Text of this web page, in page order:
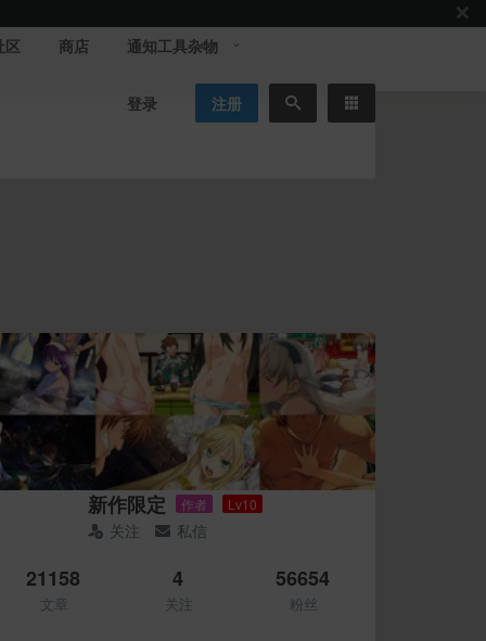
区 商店 通知工具杂物
登录 注册
新作限定 作者 Lv10
关注 私信
21158
文章
4
关注
56654
粉丝